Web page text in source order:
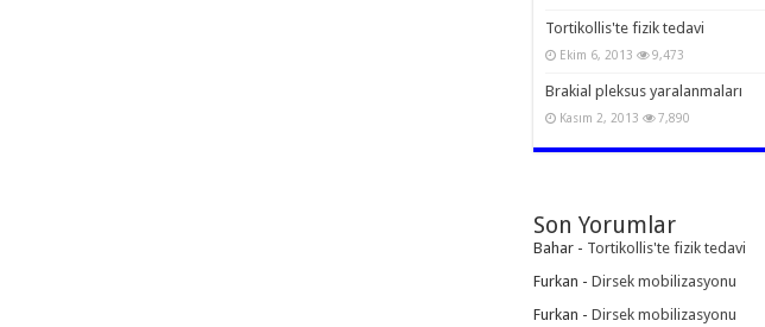
Tortikollis'te fizik tedavi
Ekim 6, 2013 9,473
Brakial pleksus yaralanmaları
Kasım 2, 2013 7,890
Son Yorumlar
Bahar- Tortikollis'te fizik tedavi
Furkan - Dirsek mobilizasyonu
Furkan - Dirsek mobilizasyonu